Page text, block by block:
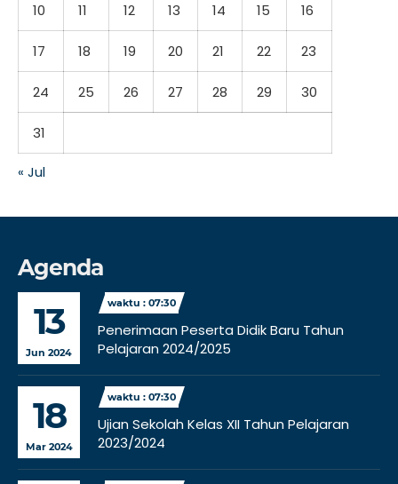
10 11 12 13 14 15 16
17 18 19 20 21 22 23
24 25 26 27 28 29 30
31
« Jul
Agenda
13
Jun 2024
waktu : 07:30
Penerimaan Peserta Didik Baru Tahun
Pelajaran 2024/2025
18
Mar 2024
waktu : 07:30
Ujian Sekolah Kelas XII Tahun Pelajaran
2023/2024